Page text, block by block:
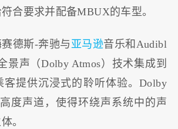
合要求并配备MBUX的车型。
德斯-奔驰与 亚马逊音乐和Audibl
景声（Dolby Atmos）技术集成到
客提供沉浸式的聆听体验。Dolby
度声道，使得环绕声系统中的声
。